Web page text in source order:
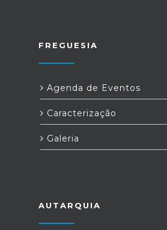
FREGUESIA
Agenda de Eventos
Caracterização
Galeria
AUTARQUIA